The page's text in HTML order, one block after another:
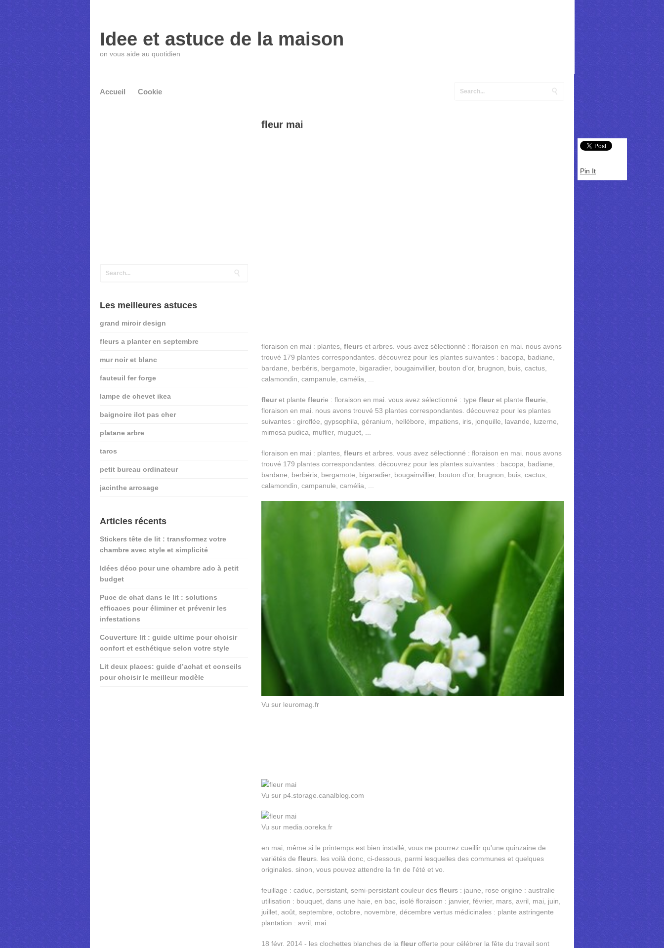
Idee et astuce de la maison
on vous aide au quotidien
Accueil Cookie
fleur mai
floraison en mai : plantes, fleurs et arbres. vous avez sélectionné : floraison en mai. nous avons
trouvé 179 plantes correspondantes. découvrez pour les plantes suivantes : bacopa, badiane,
bardane, berbéris, bergamote, bigaradier, bougainvillier, bouton d'or, brugnon, buis, cactus,
calamondin, campanule, camélia, ...
fleuret plante fleurie : floraison en mai. vous avez sélectionné : type fleuret plante fleurie,
floraison en mai. nous avons trouvé 53 plantes correspondantes. découvrez pour les plantes
suivantes : giroflée, gypsophila, géranium, hellébore, impatiens, iris, jonquille, lavande, luzerne,
mimosa pudica, muflier, muguet, ...
floraison en mai : plantes, fleurs et arbres. vous avez sélectionné : floraison en mai. nous avons
trouvé 179 plantes correspondantes. découvrez pour les plantes suivantes : bacopa, badiane,
bardane, berbéris, bergamote, bigaradier, bougainvillier, bouton d'or, brugnon, buis, cactus,
calamondin, campanule, camélia, ...
Vu sur leuromag.fr
Vu sur p4.storage.canalblog.com
Vu sur media.ooreka.fr
en mai, même si le printemps est bien installé, vous ne pourrez cueillir qu'une quinzaine de
variétés de fleurs. les voilà donc, ci-dessous, parmi lesquelles des communes et quelques
originales. sinon, vous pouvez attendre la fin de l'été et vo.
feuillage : caduc, persistant, semi-persistant couleur des fleurs : jaune, rose origine : australie
utilisation : bouquet, dans une haie, en bac, isolé floraison : janvier, février, mars, avril, mai, juin,
juillet, août, septembre, octobre, novembre, décembre vertus médicinales : plante astringente
plantation : avril, mai.
18 févr. 2014 - les clochettes blanches de la fleurofferte pour célébrer la fête du travail sont
Pin It
Les meilleures astuces
grand miroir design
fleurs a planter en septembre
mur noir et blanc
fauteuil fer forge
lampe de chevet ikea
baignoire ilot pas cher
platane arbre
taros
petit bureau ordinateur
jacinthe arrosage
Articles récents
Stickers tête de lit : transformez votre
chambre avec style et simplicité
Idées déco pour une chambre ado à petit
budget
Puce de chat dans le lit : solutions
efficaces pour éliminer et prévenir les
infestations
Couverture lit : guide ultime pour choisir
confort et esthétique selon votre style
Lit deux places: guide d’achat et conseils
pour choisir le meilleur modèle